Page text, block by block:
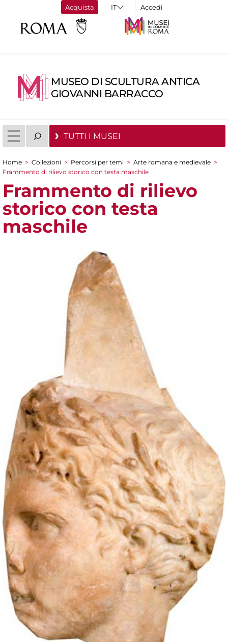
Acquista Accedi
MUSEO DI SCULTURA ANTICA
GIOVANNI BARRACCO
TUTTI I MUSEI
Tu sei qui
Home > Collezioni > Percorsi per temi > Arte romana e medievale >
Frammento di rilievo storico con testa maschile
Frammento di rilievo
storico con testa
maschile